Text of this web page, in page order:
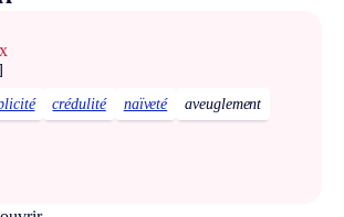
crédulité naïveté aveuglement